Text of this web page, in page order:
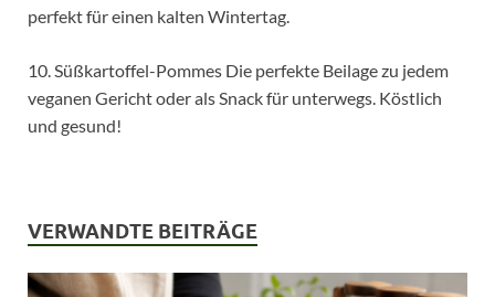
perfekt für einen kalten Wintertag.
10. Süßkartoffel-Pommes Die perfekte Beilage zu jedem
veganen Gericht oder als Snack für unterwegs. Köstlich
und gesund!
VERWANDTE BEITRÄGE